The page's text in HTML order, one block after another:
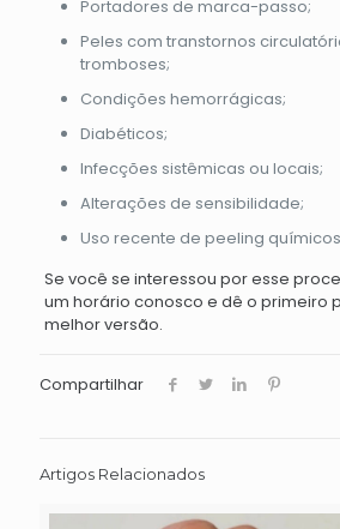
Portadores de marca-passo;
Peles com transtornos
tromboses;
Condições hemorrágicas;
Diabéticos;
Infecções sistêmicas ou locais;
Alterações de sensibilidade;
Uso recente de peeling
Se você se interessou por esse
um horário conosco e dê o primeiro
melhor versão.
Compartilhar
Artigos Relacionados